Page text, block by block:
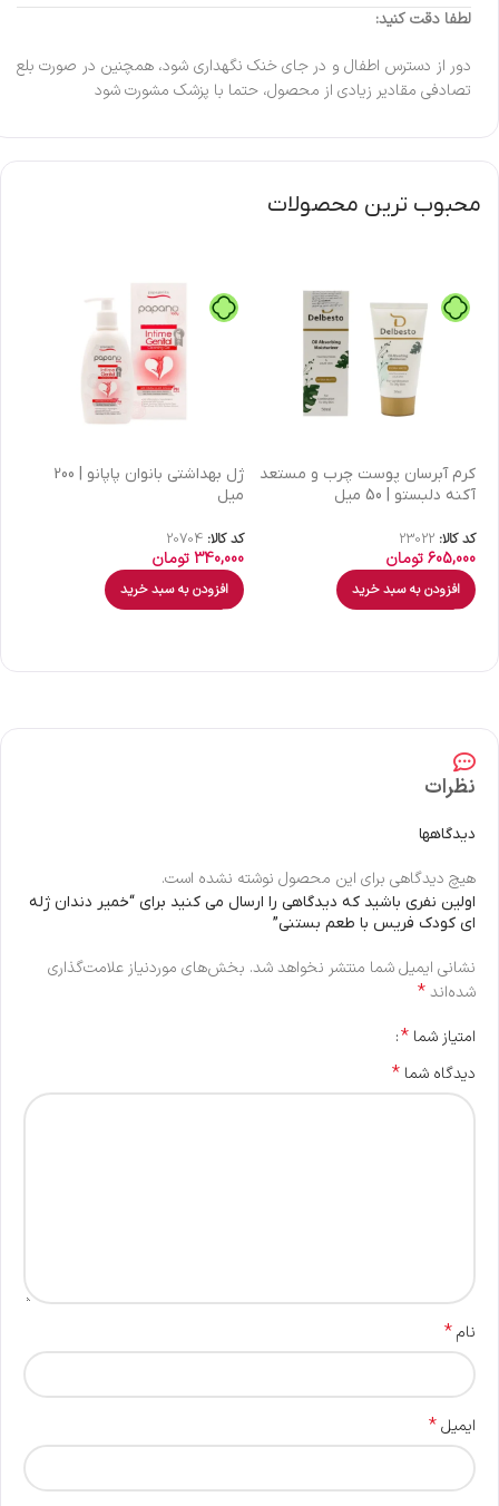
لطفا دقت کنید:
دور از دسترس اطفال و در جای خنک نگهداری شود، همچنین در صورت بلع
تصادفی مقادیر زیادی از محصول، حتما با پزشک مشورت شود
محبوب ترین محصولات
كرم آبرسان پوست چرب و مستعد
آکنه دلبستو | 50 میل
کد کالا: 23022
605,000تومان
افزودن به سبد خرید
ژل بهداشتی بانوان پاپانو | 200
میل
کد کالا: 20704
340,000تومان
افزودن به سبد خرید
نظرات
دیدگاهها
هیچ دیدگاهی برای این محصول نوشته نشده است.
اولین نفری باشید که دیدگاهی را ارسال می کنید برای “خمیر دندان ژله
ای کودک فریس با طعم بستنی”
نشانی ایمیل شما منتشر نخواهد شد. بخش‌های موردنیاز علامت‌گذاری
شده‌اند*
امتیاز شما *
دیدگاه شما *
نام*
ایمیل*